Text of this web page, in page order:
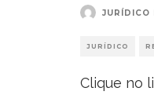
JURÍDICO
JURÍDICO
Clique no